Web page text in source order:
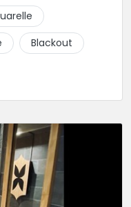
son frère sera vous
comme le
pour le
Léa, Maureen,
normes. Il n'y a
ici pour
Blackout